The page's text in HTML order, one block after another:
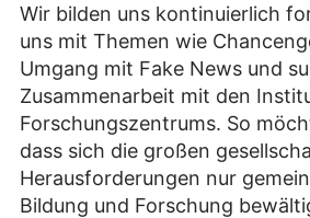
Wir bilden uns kontinuierlich
uns mit Themen wie
Umgang mit Fake News und
Zusammenarbeit mit den
Forschungszentrums. So
dass sich die großen
Herausforderungen nur
Bildung und Forschung